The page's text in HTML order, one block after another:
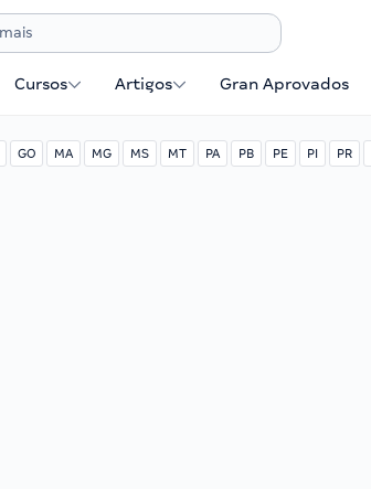
Cursos Artigos Gran Aprovados
GO MA MG MS MT PA PB PE PI PR